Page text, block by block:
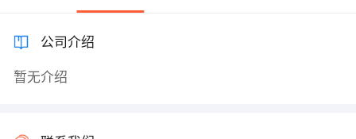
公司介绍
暂无介绍